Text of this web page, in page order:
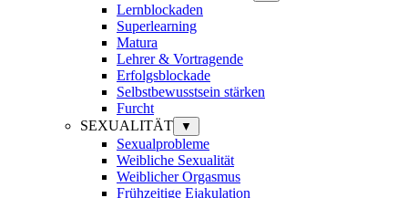
Lernblockaden
Superlearning
Matura
Lehrer & Vortragende
Erfolgsblockade
Selbstbewusstsein stärken
Furcht
SEXUALITÄT
▼
Sexualprobleme
Weibliche Sexualität
Weiblicher Orgasmus
Frühzeitige Ejakulation